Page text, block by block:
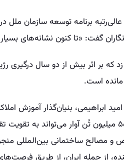
عالی‌رتبه برنامه توسعه سازمان
گفت: «تا کنون نشانه‌های
مانده است.
میلیارد دلار و حجم ۵۵ میلیون تُن آوار
و مصالح ساختمانی بین‌المللی